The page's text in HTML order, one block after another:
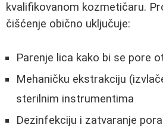
kvalifikovanom kozmetičaru.
čišćenje obično uključuje:
Parenje lica kako bi se pore
Mehaničku ekstrakciju
sterilnim instrumentima
Dezinfekciju i zatvaranje pora